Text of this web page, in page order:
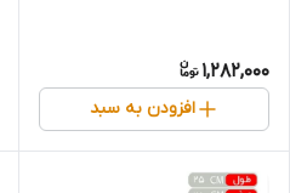
1,282,000
افزودن به سبد